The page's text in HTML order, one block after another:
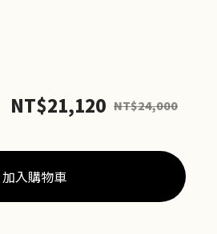
NT$21,120 NT$24,000
加入購物車